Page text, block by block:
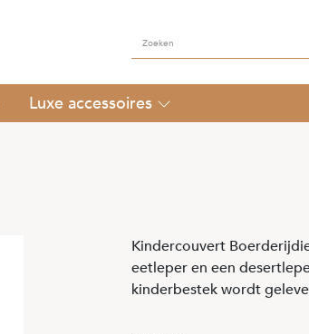
Luxe accessoires
Kindercouvert
eetleper en een
kinderbestek wordt